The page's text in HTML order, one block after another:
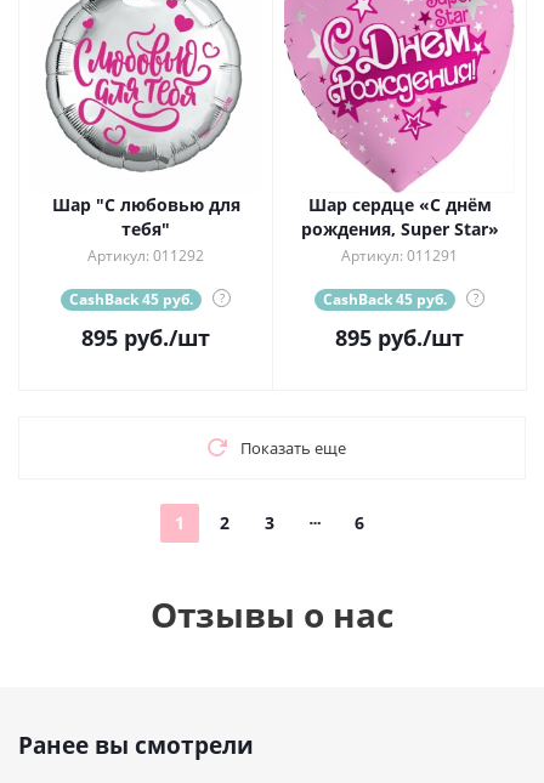
Шар "С любовью для
тебя"
Артикул: 011292
CashBack 45 руб. ?
895 руб./шт
Шар сердце «С днём
рождения, Super Star»
Артикул: 011291
CashBack 45 руб. ?
895 руб./шт
Показать еще
1 2 3 6
Отзывы о нас
Ранее вы смотрели